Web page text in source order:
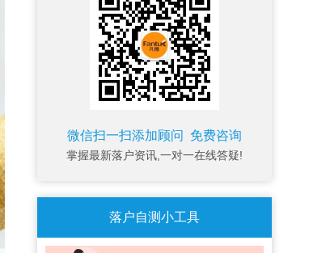
微信扫一扫添加顾问 免费咨询
掌握最新落户资讯,一对一在线答疑!
落户自测小工具